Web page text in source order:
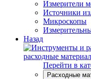
Измерители
Источники
Микроскопы
Назад
расходные
Перейти в
Расходные